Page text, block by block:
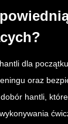
dla
oraz
hantli,